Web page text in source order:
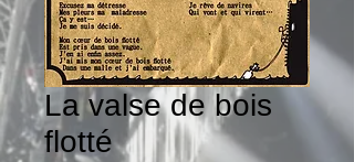
La valse de bois
flotté